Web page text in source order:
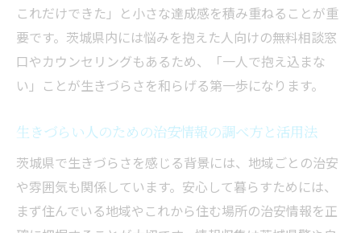
これだけできた」と小さな達成感を積み重ねることが重
要です。茨城県内には悩みを抱えた人向けの無料相談窓
口やカウンセリングもあるため、「一人で抱え込まな
い」ことが生きづらさを和らげる第一歩になります。
生きづらい人のための治安情報の調べ方と活用法
茨城県で生きづらさを感じる背景には、地域ごとの治安
や雰囲気も関係しています。安心して暮らすためには、
まず住んでいる地域やこれから住む場所の治安情報を正